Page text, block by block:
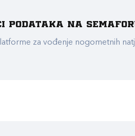
na
za vođenje nogometnih